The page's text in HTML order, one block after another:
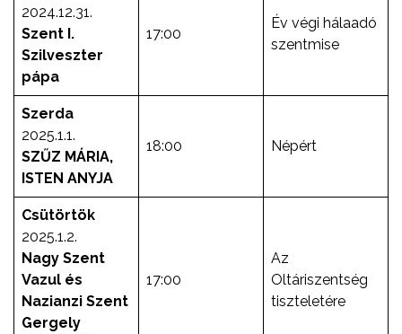
2024.12.31.
Szent I.
Szilveszter
pápa
17:00
Év végi hálaadó
szentmise
Szerda
2025.1.1.
SZŰZ MÁRIA,
ISTEN ANYJA
18:00 Népért
Csütörtök
2025.1.2.
Nagy Szent
Vazul és
Nazianzi Szent
Gergely
17:00
Az
Oltáriszentség
tiszteletére